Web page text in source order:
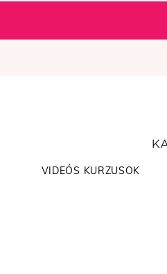
VIDEÓS KURZUSOK